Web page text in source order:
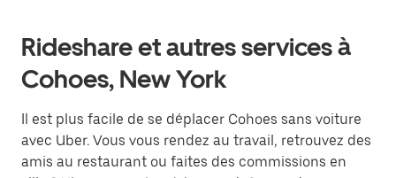
Rideshare et autres services à
Cohoes, New York
Il est plus facile de se déplacer Cohoes sans voiture
avec Uber. Vous vous rendez au travail, retrouvez des
amis au restaurant ou faites des commissions en